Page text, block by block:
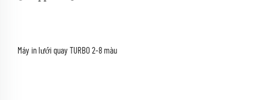
Máy in lưới quay TURBO 2-8 màu